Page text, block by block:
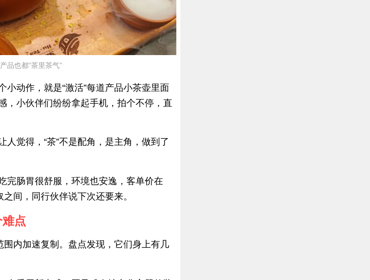
品也都“茶里茶气”
小动作，就是“激活”每道产品小茶壶里面
，小伙伴们纷纷拿起手机，拍个不停，直
人觉得，“茶”不是配角，是主角，做到了
完肠胃很舒服，环境也安逸，客单价在
间，同行伙伴说下次还要来。
点
围内加速复制。盘点发现，它们身上有几